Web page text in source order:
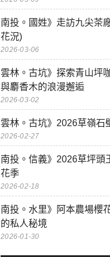
南投。國姓》走訪九尖茶
花況)
2026-03-06
雲林。古坑》探索青山坪
與麝香木的浪漫邂逅
2026-03-02
雲林。古坑》2026草嶺石
2026-02-27
南投。信義》2026草坪頭
花季
2026-02-18
南投。水里》阿本農場櫻
的私人秘境
2026-01-30